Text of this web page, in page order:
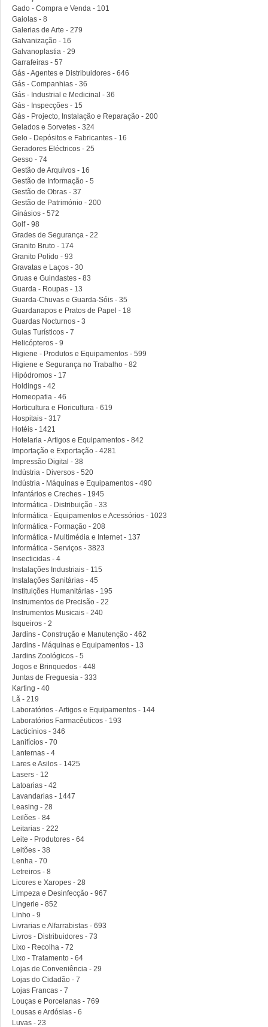
Gado - Compra e Venda - 101
Gaiolas - 8
Galerias de Arte - 279
Galvanização - 16
Galvanoplastia - 29
Garrafeiras - 57
Gás - Agentes e Distribuidores - 646
Gás - Companhias - 36
Gás - Industrial e Medicinal - 36
Gás - Inspecções - 15
Gás - Projecto, Instalação e Reparação - 200
Gelados e Sorvetes - 324
Gelo - Depósitos e Fabricantes - 16
Geradores Eléctricos - 25
Gesso - 74
Gestão de Arquivos - 16
Gestão de Informação - 5
Gestão de Obras - 37
Gestão de Património - 200
Ginásios - 572
Golf - 98
Grades de Segurança - 22
Granito Bruto - 174
Granito Polido - 93
Gravatas e Laços - 30
Gruas e Guindastes - 83
Guarda - Roupas - 13
Guarda-Chuvas e Guarda-Sóis - 35
Guardanapos e Pratos de Papel - 18
Guardas Nocturnos - 3
Guias Turísticos - 7
Helicópteros - 9
Higiene - Produtos e Equipamentos - 599
Higiene e Segurança no Trabalho - 82
Hipódromos - 17
Holdings - 42
Homeopatia - 46
Horticultura e Floricultura - 619
Hospitais - 317
Hotéis - 1421
Hotelaria - Artigos e Equipamentos - 842
Importação e Exportação - 4281
Impressão Digital - 38
Indústria - Diversos - 520
Indústria - Máquinas e Equipamentos - 490
Infantários e Creches - 1945
Informática - Distribuição - 33
Informática - Equipamentos e Acessórios - 1023
Informática - Formação - 208
Informática - Multimédia e Internet - 137
Informática - Serviços - 3823
Insecticidas - 4
Instalações Industriais - 115
Instalações Sanitárias - 45
Instituições Humanitárias - 195
Instrumentos de Precisão - 22
Instrumentos Musicais - 240
Isqueiros - 2
Jardins - Construção e Manutenção - 462
Jardins - Máquinas e Equipamentos - 13
Jardins Zoológicos - 5
Jogos e Brinquedos - 448
Juntas de Freguesia - 333
Karting - 40
Lã - 219
Laboratórios - Artigos e Equipamentos - 144
Laboratórios Farmacêuticos - 193
Lacticínios - 346
Lanifícios - 70
Lanternas - 4
Lares e Asilos - 1425
Lasers - 12
Latoarias - 42
Lavandarias - 1447
Leasing - 28
Leilões - 84
Leitarias - 222
Leite - Produtores - 64
Leitões - 38
Lenha - 70
Letreiros - 8
Licores e Xaropes - 28
Limpeza e Desinfecção - 967
Lingerie - 852
Linho - 9
Livrarias e Alfarrabistas - 693
Livros - Distribuidores - 73
Lixo - Recolha - 72
Lixo - Tratamento - 64
Lojas de Conveniência - 29
Lojas do Cidadão - 7
Lojas Francas - 7
Louças e Porcelanas - 769
Lousas e Ardósias - 6
Luvas - 23